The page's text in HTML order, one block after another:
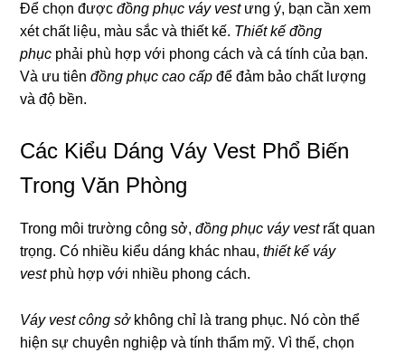
Để chọn đượcđồng phục váy vestưng ý, bạn cần xem
xét chất liệu, màu sắc và thiết kế. Thiết kế đồng
phục phải phù hợp với phong cách và cá tính của bạn.
Và ưu tiênđồng phục cao cấp để đảm bảo chất lượng
và độ bền.
Các Kiểu Dáng Váy Vest Phổ Biến
Trong Văn Phòng
Trong môi trường công sở,đồng phục váy vestrất quan
trọng. Có nhiều kiểu dáng khác nhau,thiết kế váy
vestphù hợp với nhiều phong cách.
Váy vest công sởkhông chỉ là trang phục. Nó còn thể
hiện sự chuyên nghiệp và tính thẩm mỹ. Vì thế, chọn